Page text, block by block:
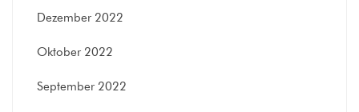
Dezember 2022
Oktober 2022
September 2022